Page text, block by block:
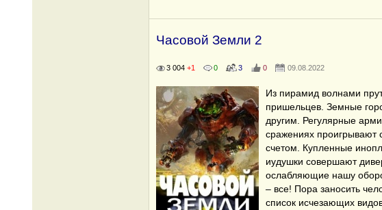
Часовой Земли 2
3 004 +1 0 3 0 09.08.2022
Из пирамид волнами
пришельцев. Земные
другим. Регулярные
сражениях проигрывают
счетом. Купленные
иудушки совершают
ослабляющие нашу
– все! Пора заносить
список исчезающих